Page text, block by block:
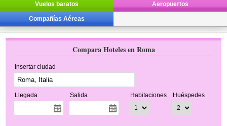
Vuelos baratos Aeropuertos
Compañías Aéreas
Compara Hoteles en Roma
Insertar ciudad
Llegada Salida Habitaciones Huéspedes